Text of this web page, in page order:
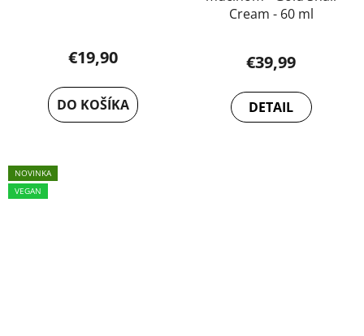
€19,90
DO KOŠÍKA
Cream - 60 ml
hodnotenie
produktu
je
€39,99
DETAIL
NOVINKA
VEGAN